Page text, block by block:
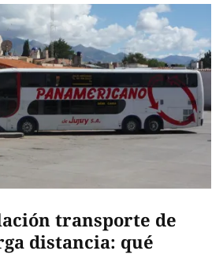
transporte de
distancia: qué